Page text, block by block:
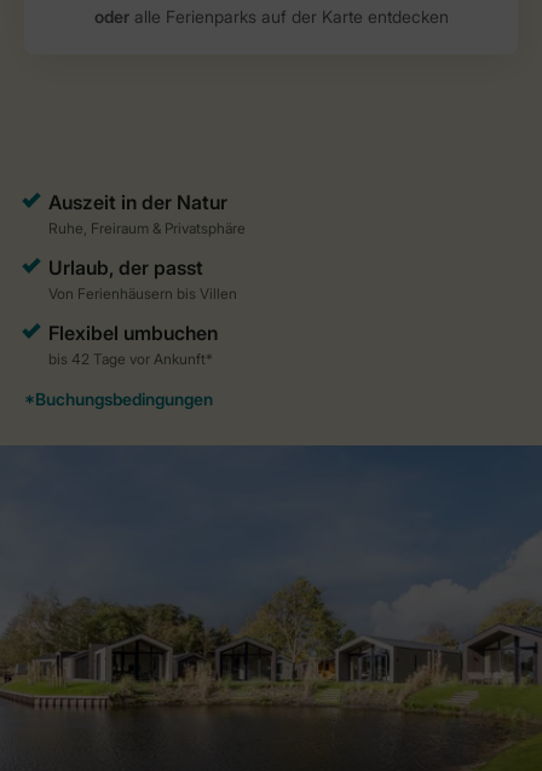
oderalle Ferienparks auf der Karte entdecken